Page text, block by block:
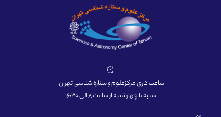
ساعت کاری مرکزعلوم و ستاره شناسی تهران:
شنبه تا چهارشنبه از ساعت 8 الی 16:30